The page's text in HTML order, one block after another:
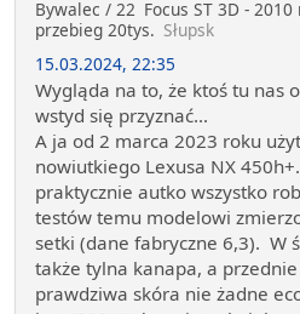
Bywalec / 22 Focus ST 3D -
przebieg 20tys. Słupsk
15.03.2024, 22:35
Wygląda na to, że ktoś tu nas
wstyd się przyznać...
A ja od 2 marca 2023 roku
nowiutkiego Lexusa NX
praktycznie autko wszystko
testów temu modelowi
setki (dane fabryczne 6,3). W
także tylna kanapa, a
prawdziwa skóra nie żadne